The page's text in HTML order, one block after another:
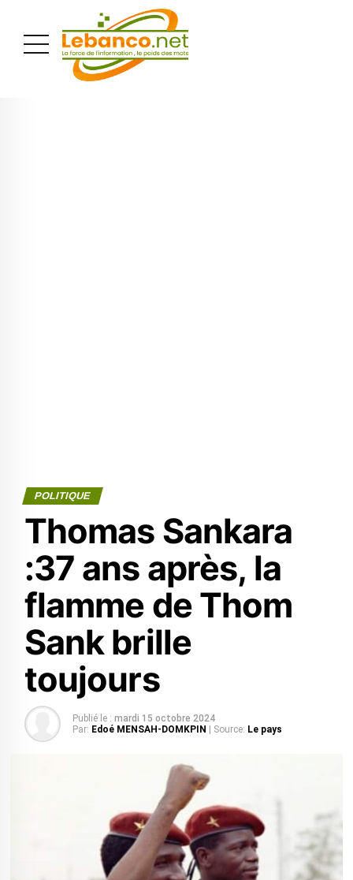
POLITIQUE
Thomas Sankara
:37 ans après, la
flamme de Thom
Sank brille
toujours
Publié le : mardi 15 octobre 2024
Par: Edoé MENSAH-DOMKPIN | Source: Le pays